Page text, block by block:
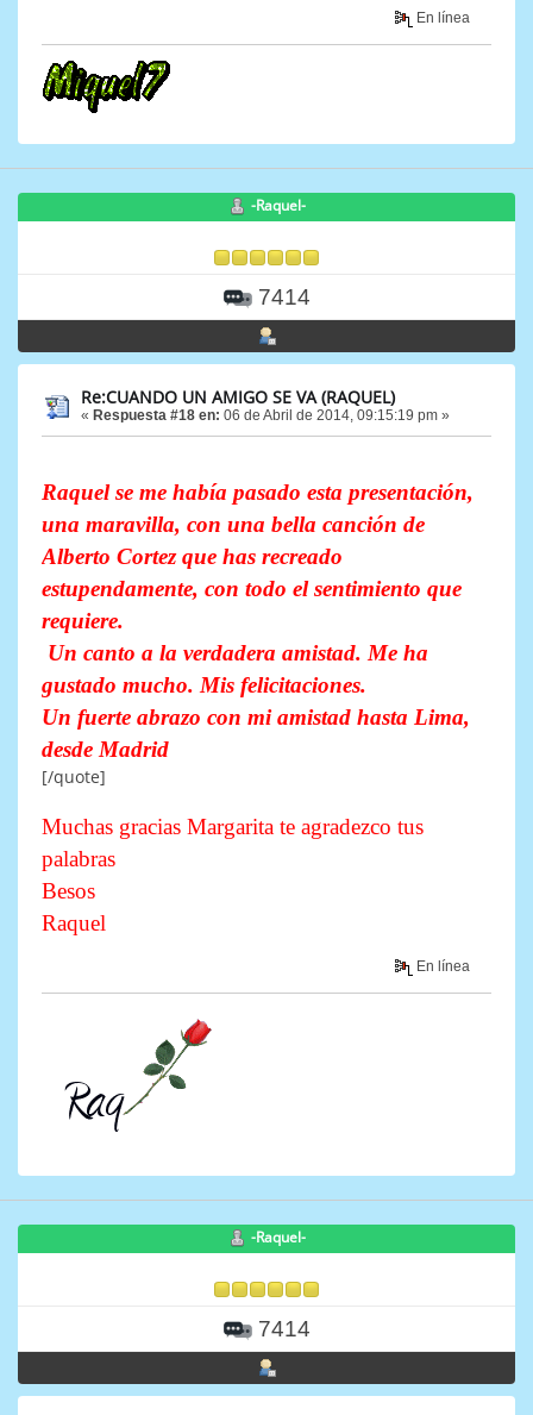
En línea
-Raquel-
7414
Re:CUANDO UN AMIGO SE VA (RAQUEL)
« Respuesta #18 en: 06 de Abril de 2014, 09:15:19 pm »
Raquel se me había pasado esta presentación,
una maravilla, con una bella canción de
Alberto Cortez que has recreado
estupendamente, con todo el sentimiento que
requiere.
Un canto a la verdadera amistad. Me ha
gustado mucho. Mis felicitaciones.
Un fuerte abrazo con mi amistad hasta Lima,
desde Madrid
[/quote]
Muchas gracias Margarita te agradezco tus
palabras
Besos
Raquel
En línea
-Raquel-
7414